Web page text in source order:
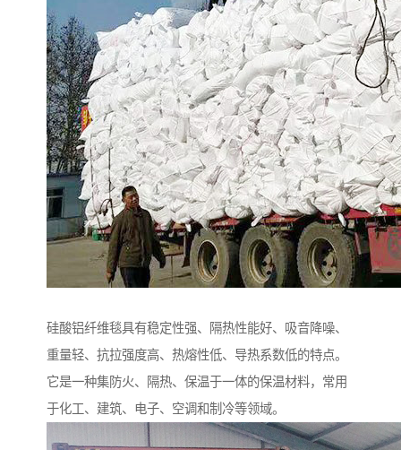
硅酸铝纤维毯具有稳定性强、隔热性能好、吸音降噪、
重量轻、抗拉强度高、热熔性低、导热系数低的特点。
它是一种集防火、隔热、保温于一体的保温材料，常用
于化工、建筑、电子、空调和制冷等领域。